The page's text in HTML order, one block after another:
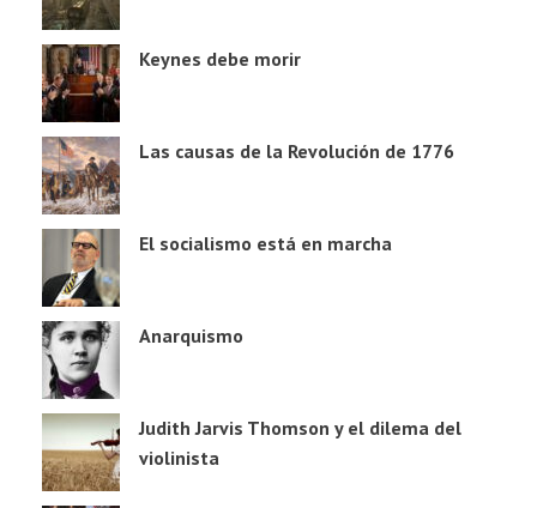
Keynes debe morir
Las causas de la Revolución de 1776
El socialismo está en marcha
Anarquismo
Judith Jarvis Thomson y el dilema del
violinista